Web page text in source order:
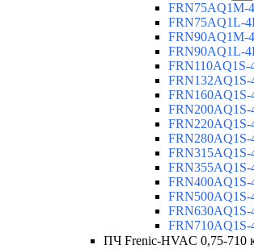
FRN75AQ1M-
FRN75AQ1L-
FRN90AQ1M-
FRN90AQ1L-
FRN110AQ1S-
ПЧ Frenic-HVAC 0,75-710